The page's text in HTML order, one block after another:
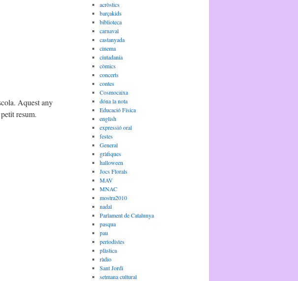
Aquest any
resum.
acròstics
barçakids
biblioteca
carnaval
castanyada
cinema
ciutadania
còmics
concerts
contes
Cosmocaixa
dóna la nota
Educació Física
english
expressió oral
festes
General
gràfiques
halloween
Jocs Florals
MAV
MNAC
mostra2010
nadal
Parlament de Catalunya
pasqua
pau
periodistes
plàstica
ràdio
Sant Jordi
setmana cultural